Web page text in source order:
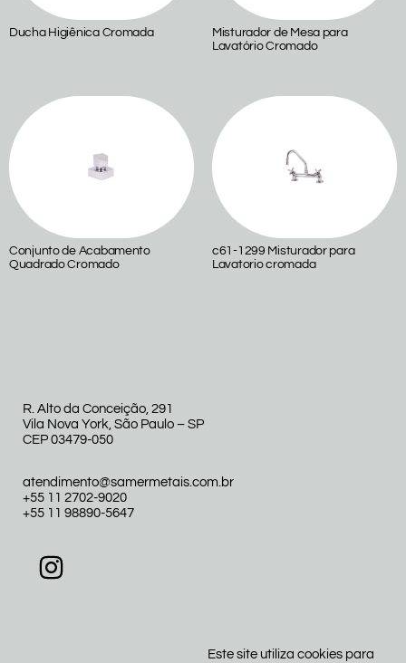
Ducha Higiênica Cromada
Misturador de Mesa para
Lavatório Cromado
Conjunto de Acabamento
Quadrado Cromado
c61-1299 Misturador para
Lavatorio cromada
R. Alto da Conceição, 291
Vila Nova York, São Paulo – SP
CEP 03479-050
atendimento@samermetais.com.br
+55 11 2702-9020
+55 11 98890-5647
Este site utiliza cookies para